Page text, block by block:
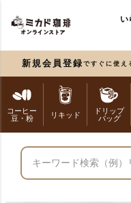
い
新規会員登録 ですぐに使え
コーヒー
豆・粉
リキッド
ドリップ
バッグ